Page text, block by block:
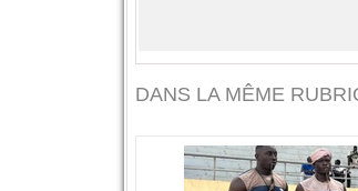
DANS LA MÊME